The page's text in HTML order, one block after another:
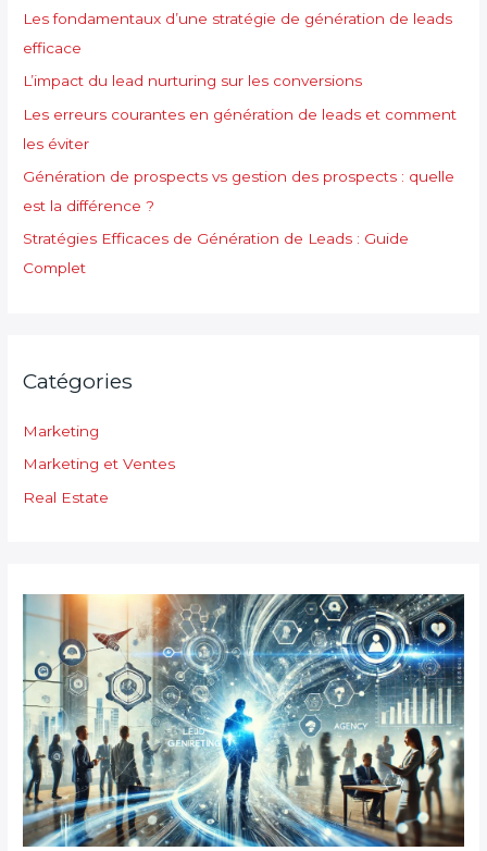
Les fondamentaux d’une stratégie de génération de leads
efficace
L’impact du lead nurturing sur les conversions
Les erreurs courantes en génération de leads et comment
les éviter
Génération de prospects vs gestion des prospects : quelle
est la différence ?
Stratégies Efficaces de Génération de Leads : Guide
Complet
Catégories
Marketing
Marketing et Ventes
Real Estate